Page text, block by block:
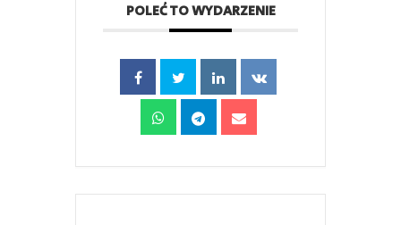
POLEĆ TO WYDARZENIE